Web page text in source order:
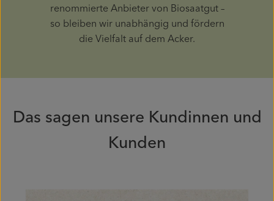
renommierte Anbieter von Biosaatgut –
so bleiben wir unabhängig und fördern
die Vielfalt auf dem Acker.
Das sagen unsere Kundinnen und
Kunden